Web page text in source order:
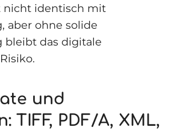
nicht identisch mit
, aber ohne solide
bleibt das digitale
und
TIFF, PDF/A, XML,